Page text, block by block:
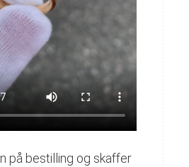
på bestilling og skaffer